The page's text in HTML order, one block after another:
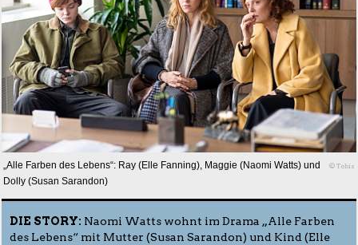
„Alle Farben des Lebens“: Ray (Elle Fanning), Maggie (Naomi Watts) und
Dolly (Susan Sarandon)
© Tobis
DIE STORY: Naomi Watts wohnt im Drama „Alle Farben
des Lebens“ mit Mutter (Susan Sarandon) und Kind (Elle